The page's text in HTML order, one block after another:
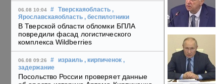
06.08 10:04 # Тверскаяобласть ,
Ярославскаяобласть , беспилотники
В Тверской области обломки БПЛА
повредили фасад логистического
комплекса Wildberries
06.08 09:26 # израиль , кирпиченок ,
задержание
Посольство России проверяет данные